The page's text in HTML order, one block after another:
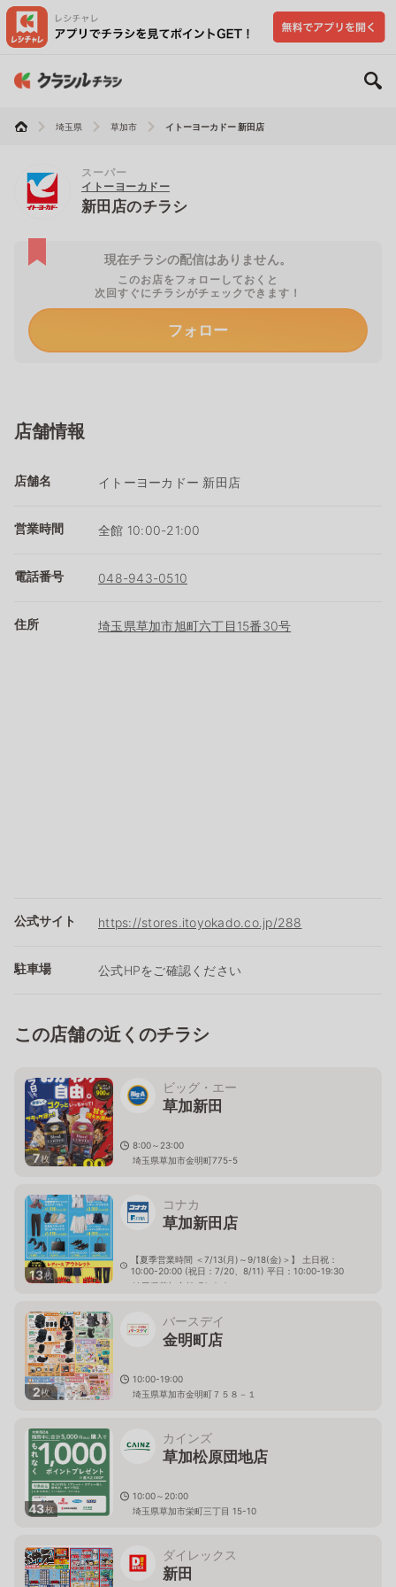
埼玉県 草加市 イトーヨーカドー 新田店
スーパー
イトーヨーカドー
新田店のチラシ
現在チラシの配信はありません。
このお店をフォローしておくと
次回すぐにチラシがチェックできます！
フォロー
店舗情報
店舗名 イトーヨーカドー 新田店
営業時間 全館 10:00-21:00
電話番号 048-943-0510
住所 埼玉県草加市旭町六丁目15番30号
公式サイト https://stores.itoyokado.co.jp/288
駐車場 公式HPをご確認ください
この店舗の近くのチラシ
7枚
ビッグ・エー
草加新田
8:00～23:00
埼玉県草加市金明町775-5
13枚
コナカ
草加新田店
【夏季営業時間 ＜7/13(月)～9/18(金)＞】 土日祝：
10:00-20:00 (祝日：7/20、8/11) 平日：10:00-19:30
埼玉県草加市旭町3-2-8
2枚
バースデイ
金明町店
10:00-19:00
埼玉県草加市金明町７５８－１
43枚
カインズ
草加松原団地店
10:00～20:00
埼玉県草加市栄町三丁目 15-10
ダイレックス
新田